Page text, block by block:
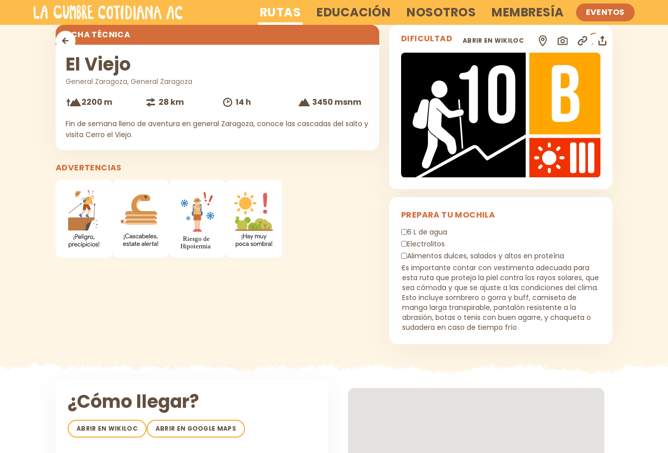
Saltar al contenido principal RUTAS EDUCACIÓN NOSOTROS MEMBRESÍA EVENTOS
ABRIR EN WIKILOC
FICHA TÉCNICA
El Viejo
General Zaragoza, General Zaragoza
2200 m 28 km 14 h 3450 msnm
Fin de semana lleno de aventura en general Zaragoza, conoce las cascadas del salto y
visita Cerro el Viejo.
ADVERTENCIAS
DIFICULTAD
PREPARA TU MOCHILA
6 L de agua
Electrolitos
Alimentos dulces, salados y altos en proteína
Es importante contar con vestimenta adecuada para
esta ruta que proteja la piel contra los rayos solares, que
sea cómoda y que se ajuste a las condiciones del clima.
Esto incluye sombrero o gorra y buff, camiseta de
manga larga transpirable, pantalón resistente a la
abrasión, botas o tenis con buen agarre, y chaqueta o
sudadera en caso de tiempo frío
¿Cómo llegar?
ABRIR EN WIKILOC ABRIR EN GOOGLE MAPS